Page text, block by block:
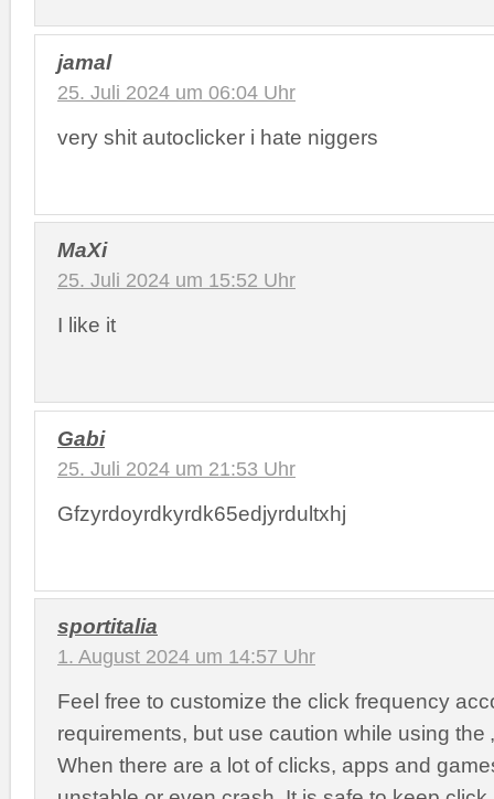
jamal
25. Juli 2024 um 06:04 Uhr
very shit autoclicker i hate niggers
MaXi
25. Juli 2024 um 15:52 Uhr
I like it
Gabi
25. Juli 2024 um 21:53 Uhr
Gfzyrdoyrdkyrdk65edjyrdultxhj
sportitalia
1. August 2024 um 14:57 Uhr
Feel free to customize the click frequency
requirements, but use caution while using the
When there are a lot of clicks, apps and